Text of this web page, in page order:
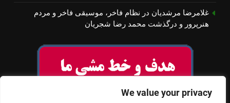
We value your privacy
غلامرضا مرشدیان در نظام فاخر، موسیقی فاخر و مردم
هنرپرور و درگذشت محمد رضا شجریان